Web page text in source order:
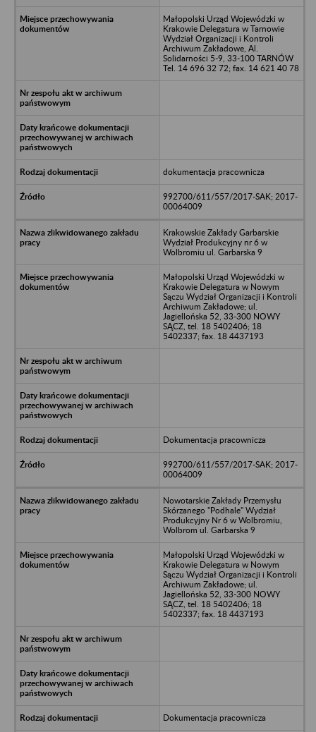
Małopolski Urząd Wojewódzki w
Krakowie Delegatura w Tarnowie
Wydział Organizacji i Kontroli
Archiwum Zakładowe, Al.
Solidarności 5-9, 33-100 TARNÓW
Tel. 14 696 32 72; fax. 14 621 40 78
dokumentacja pracownicza
992700/611/557/2017-SAK; 2017-
00064009
Krakowskie Zakłady Garbarskie
Wydział Produkcyjny nr 6 w
Wolbromiu ul. Garbarska 9
Małopolski Urząd Wojewódzki w
Krakowie Delegatura w Nowym
Sączu Wydział Organizacji i Kontroli
Archiwum Zakładowe; ul.
Jagiellońska 52, 33-300 NOWY
SĄCZ, tel. 18 5402406; 18
5402337; fax. 18 4437193
Dokumentacja pracownicza
992700/611/557/2017-SAK; 2017-
00064009
Nowotarskie Zakłady Przemysłu
Skórzanego "Podhale" Wydział
Produkcyjny Nr 6 w Wolbromiu,
Wolbrom ul. Garbarska 9
Małopolski Urząd Wojewódzki w
Krakowie Delegatura w Nowym
Sączu Wydział Organizacji i Kontroli
Archiwum Zakładowe; ul.
Jagiellońska 52, 33-300 NOWY
SĄCZ, tel. 18 5402406; 18
5402337; fax. 18 4437193
Dokumentacja pracownicza